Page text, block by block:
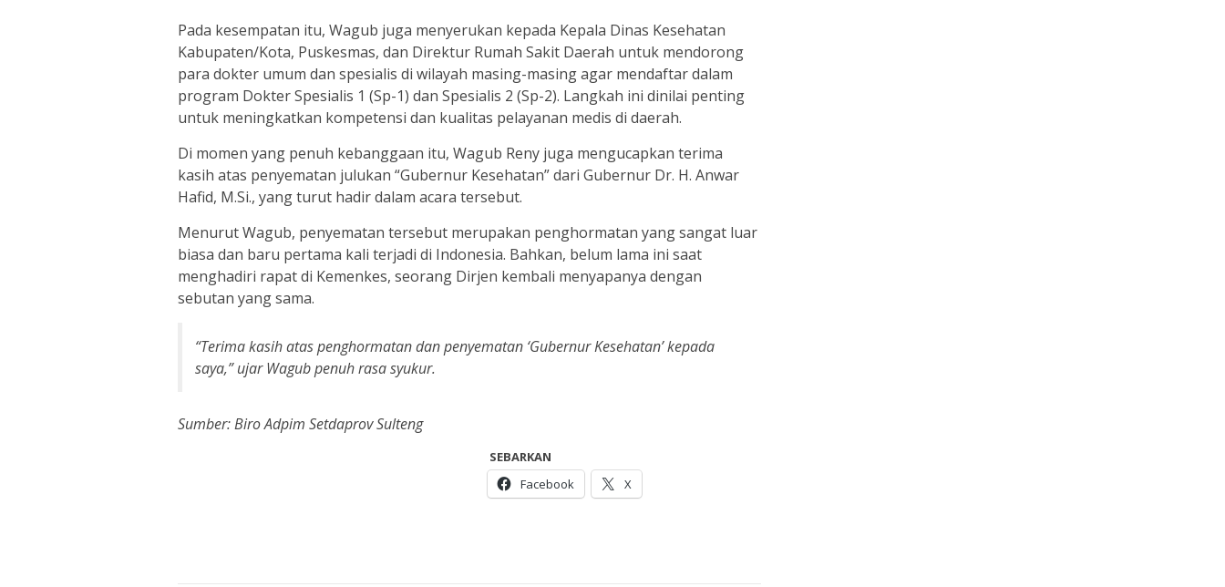
Pada kesempatan itu, Wagub juga menyerukan kepada Kepala Dinas Kesehatan
Kabupaten/Kota, Puskesmas, dan Direktur Rumah Sakit Daerah untuk mendorong
para dokter umum dan spesialis di wilayah masing-masing agar mendaftar dalam
program Dokter Spesialis 1 (Sp-1) dan Spesialis 2 (Sp-2). Langkah ini dinilai penting
untuk meningkatkan kompetensi dan kualitas pelayanan medis di daerah.
Di momen yang penuh kebanggaan itu, Wagub Reny juga mengucapkan terima
kasih atas penyematan julukan “Gubernur Kesehatan” dari Gubernur Dr. H. Anwar
Hafid, M.Si., yang turut hadir dalam acara tersebut.
Menurut Wagub, penyematan tersebut merupakan penghormatan yang sangat luar
biasa dan baru pertama kali terjadi di Indonesia. Bahkan, belum lama ini saat
menghadiri rapat di Kemenkes, seorang Dirjen kembali menyapanya dengan
sebutan yang sama.
“Terima kasih atas penghormatan dan penyematan ‘Gubernur Kesehatan’ kepada
saya,” ujar Wagub penuh rasa syukur.
Sumber: Biro Adpim Setdaprov Sulteng
SEBARKAN
Facebook
X